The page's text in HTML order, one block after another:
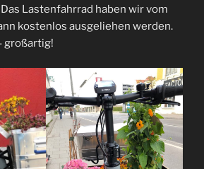
Lastenfahrrad haben wir vom
kostenlos ausgeliehen werden.
großartig!